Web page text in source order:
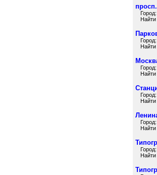
Город:
Найти
Город:
Найти
Город:
Найти
Город:
Найти
Город:
Найти
Город:
Найти